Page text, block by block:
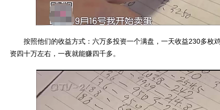
按照他们的收益方式：六万多投资一个满盘，一天收益230多枚
资四十万左右，一夜就能赚四千多。